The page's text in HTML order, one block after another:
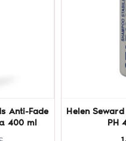
Anti-Fade
400 ml
Helen
PH